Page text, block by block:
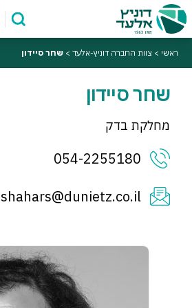
ראשי > צוות החברה דוניץ-אלעד > שחר סיידון
שחר סיידון
מחלקת בדק
054-2255180
shahars@dunietz.co.il